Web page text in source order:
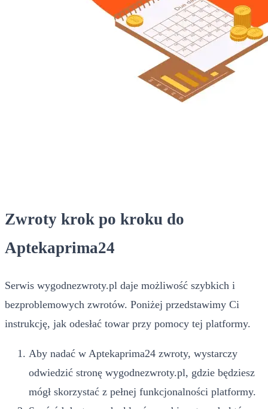
Zwroty krok po kroku do
Aptekaprima24
Serwis wygodnezwroty.pl daje możliwość szybkich i
bezproblemowych zwrotów. Poniżej przedstawimy Ci
instrukcję, jak odesłać towar przy pomocy tej platformy.
Aby nadać w Aptekaprima24 zwroty, wystarczy
odwiedzić stronę wygodnezwroty.pl, gdzie będziesz
mógł skorzystać z pełnej funkcjonalności platformy.